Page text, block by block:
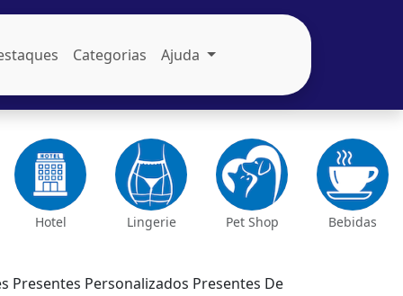
Categorias Ajuda
Hotel Lingerie Pet Shop Bebidas
Presentes Personalizados Presentes De